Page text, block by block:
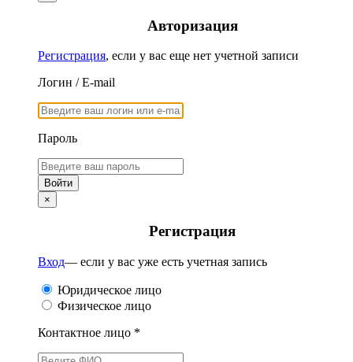
Авторизация
Регистрация, если у вас еще нет учетной записи
Логин / E-mail
Пароль
×
Регистрация
Вход— если у вас уже есть учетная запись
Юридическое лицо
Физическое лицо
Контактное лицо *